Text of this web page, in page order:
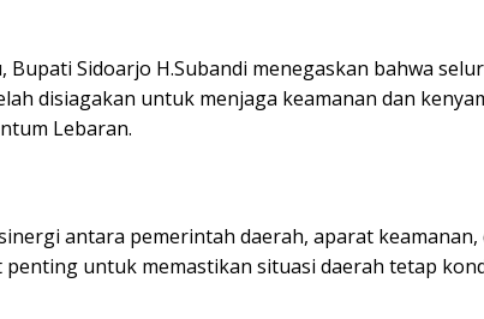
Bupati Sidoarjo H.Subandi menegaskan bahwa
disiagakan untuk menjaga keamanan dan
Lebaran.
antara pemerintah daerah, aparat
untuk memastikan situasi daerah tetap